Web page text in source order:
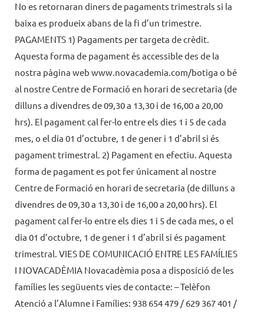
No es retornaran diners de pagaments trimestrals si la
baixa es produeix abans de la fi d’un trimestre.
PAGAMENTS 1) Pagaments per targeta de crèdit.
Aquesta forma de pagament és accessible des de la
nostra pàgina web www.novacademia.com/botiga o bé
al nostre Centre de Formació en horari de secretaria (de
dilluns a divendres de 09,30 a 13,30 i de 16,00 a 20,00
hrs). El pagament cal fer-lo entre els dies 1 i 5 de cada
mes, o el dia 01 d’octubre, 1 de gener i 1 d’abril si és
pagament trimestral. 2) Pagament en efectiu. Aquesta
forma de pagament es pot fer únicament al nostre
Centre de Formació en horari de secretaria (de dilluns a
divendres de 09,30 a 13,30 i de 16,00 a 20,00 hrs). El
pagament cal fer-lo entre els dies 1 i 5 de cada mes, o el
dia 01 d’octubre, 1 de gener i 1 d’abril si és pagament
trimestral. VIES DE COMUNICACIÓ ENTRE LES FAMÍLIES
I NOVACADÈMIA Novacadèmia posa a disposició de les
famílies les següuents vies de contacte: – Telèfon
Atenció a l’Alumne i Famílies: 938 654 479 / 629 367 401 /